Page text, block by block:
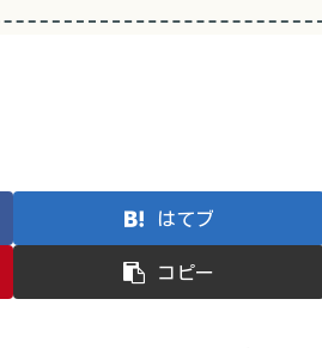
はてブ
コピー